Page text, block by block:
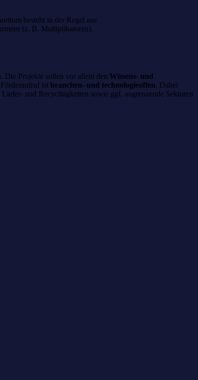
besteht in der Regel aus
(z. B. Multiplikatoren).
Die Projekte sollen vor allem den Wissens- und
ist branchen- und technologieoffen. Dabei
und Recyclingketten sowie ggf. angrenzende Sektoren